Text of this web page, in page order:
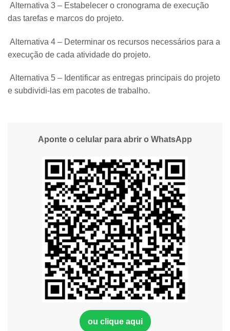
Alternativa 3 – Estabelecer o cronograma de execução
das tarefas e marcos do projeto.
Alternativa 4 – Determinar os recursos necessários para a
execução de cada atividade do projeto.
Alternativa 5 – Identificar as entregas principais do projeto
e subdividi-las em pacotes de trabalho.
Aponte o celular para abrir o WhatsApp
ou clique aqui